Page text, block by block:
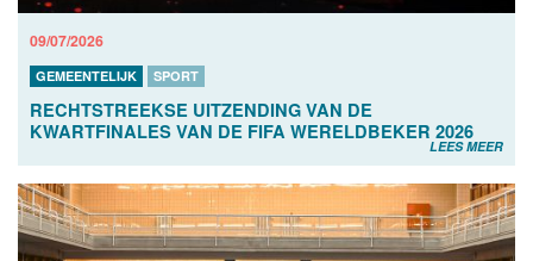
09/07/2026
GEMEENTELIJK SPORT
RECHTSTREEKSE UITZENDING VAN DE
KWARTFINALES VAN DE FIFA WERELDBEKER 2026
LEES MEER